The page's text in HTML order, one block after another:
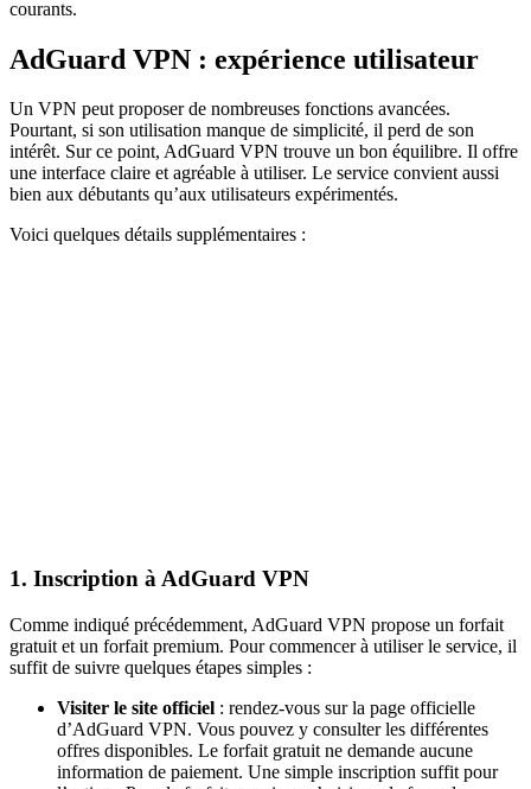
courants.
AdGuard VPN : expérience utilisateur
Un VPN peut proposer de nombreuses fonctions avancées.
Pourtant, si son utilisation manque de simplicité, il perd de son
intérêt. Sur ce point, AdGuard VPN trouve un bon équilibre. Il offre
une interface claire et agréable à utiliser. Le service convient aussi
bien aux débutants qu’aux utilisateurs expérimentés.
Voici quelques détails supplémentaires :
1. Inscription à AdGuard VPN
Comme indiqué précédemment, AdGuard VPN propose un forfait
gratuit et un forfait premium. Pour commencer à utiliser le service, il
suffit de suivre quelques étapes simples :
Visiter le site officiel : rendez-vous sur la page officielle
d’AdGuard VPN. Vous pouvez y consulter les différentes
offres disponibles. Le forfait gratuit ne demande aucune
information de paiement. Une simple inscription suffit pour